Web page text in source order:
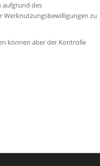
aufgrund des
Werknutzungsbewilligungen zu
können aber der Kontrolle